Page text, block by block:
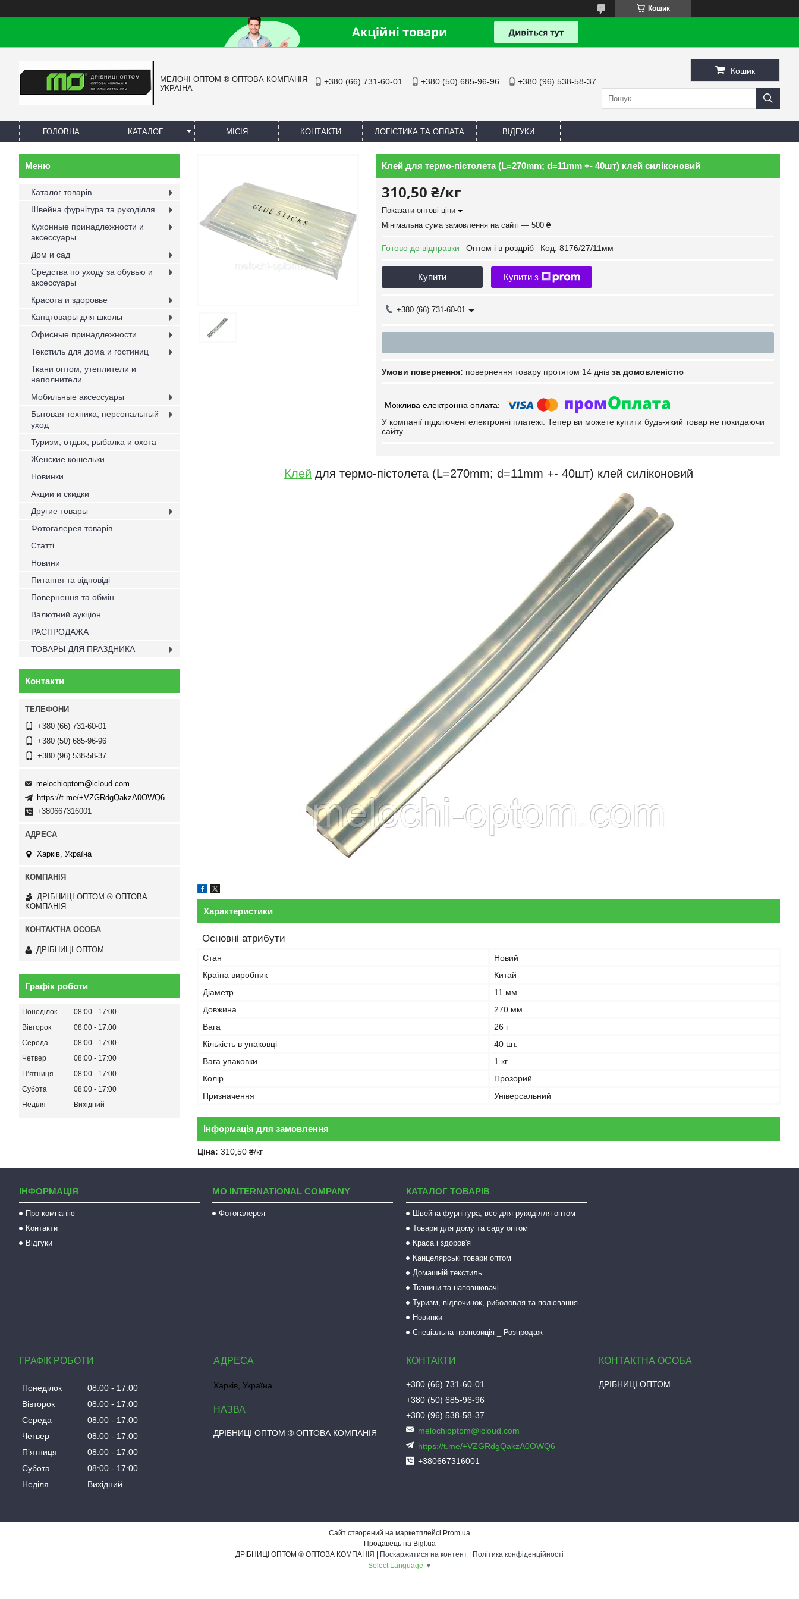
Кошик
МЕЛОЧІ ОПТОМ ® ОПТОВА КОМПАНІЯ
УКРАЇНА
+380 (66) 731-60-01 +380 (50) 685-96-96 +380 (96) 538-58-37
Кошик
ГОЛОВНА КАТАЛОГ МІСІЯ КОНТАКТИ ЛОГІСТИКА ТА ОПЛАТА ВІДГУКИ
Клей для термо-пістолета (L=270mm; d=11mm +- 40шт) клей силіконовий
310,50 ₴/кг
Показати оптові ціни
Мінімальна сума замовлення на сайті — 500 ₴
Готово до відправки Оптом і в роздріб Код: 8176/27/11мм
Купити Купити з
+380 (66) 731-60-01
повернення товару протягом 14 днів за домовленістю
У компанії підключені електронні платежі. Тепер ви можете купити будь-який товар не покидаючи
сайту.
Клей для термо-пістолета (L=270mm; d=11mm +- 40шт) клей силіконовий
Характеристики
Основні атрибути
Стан
Новий
Країна виробник
Китай
Діаметр
11 мм
Довжина
270 мм
Вага
26 г
Кількість в упаковці
40 шт.
Вага упаковки
1 кг
Колір
Прозорий
Призначення
Універсальний
Інформація для замовлення
Ціна: 310,50 ₴/кг
Каталог товарів
Швейна фурнітура та рукоділля
Кухонные принадлежности и
аксессуары
Дом и сад
Средства по уходу за обувью и
аксессуары
Красота и здоровье
Канцтовары для школы
Офисные принадлежности
Текстиль для дома и гостиниц
Ткани оптом, утеплители и
наполнители
Мобильные аксессуары
Бытовая техника, персональный
уход
Туризм, отдых, рыбалка и охота
Женские кошельки
Новинки
Акции и скидки
Другие товары
Фотогалерея товарів
Статті
Новини
Питання та відповіді
Повернення та обмін
Валютний аукціон
РАСПРОДАЖА
ТОВАРЫ ДЛЯ ПРАЗДНИКА
Контакти
+380 (66) 731-60-01
+380 (50) 685-96-96
+380 (96) 538-58-37
melochioptom@icloud.com
https://t.me/+VZGRdgQakzA0OWQ6
+380667316001
Харків, Україна
ДРІБНИЦІ ОПТОМ ® ОПТОВА
КОМПАНІЯ
ДРІБНИЦІ ОПТОМ
Графік роботи
Понеділок 08:00
17:00
Вівторок
08:00
17:00
Середа
08:00
17:00
Четвер
08:00
17:00
Пʼятниця
08:00
17:00
Субота
08:00
17:00
Неділя
Вихідний
ІНФОРМАЦІЯ
Про компанію
Контакти
Відгуки
MO INTERNATIONAL COMPANY
Фотогалерея
КАТАЛОГ ТОВАРІВ
Швейна фурнітура, все для рукоділля оптом
Товари для дому та саду оптом
Краса і здоров'я
Канцелярські товари оптом
Домашній текстиль
Тканини та наповнювачі
Туризм, відпочинок, риболовля та полювання
Новинки
Спеціальна пропозиція _ Розпродаж
ГРАФІК РОБОТИ
Понеділок 08:00
17:00
Вівторок
08:00
17:00
Середа
08:00
17:00
Четвер
08:00
17:00
Пʼятниця
08:00
17:00
Субота
08:00
17:00
Неділя
Вихідний
Харків, Україна
ДРІБНИЦІ ОПТОМ ® ОПТОВА КОМПАНІЯ
+380 (66) 731-60-01
+380 (50) 685-96-96
+380 (96) 538-58-37
melochioptom@icloud.com
https://t.me/+VZGRdgQakzA0OWQ6
+380667316001
ДРІБНИЦІ ОПТОМ
Сайт створений на маркетплейсі Prom.ua
Продавець на Bigl.ua
Поскаржитися на контент
Політика конфіденційності
Select Language ▼